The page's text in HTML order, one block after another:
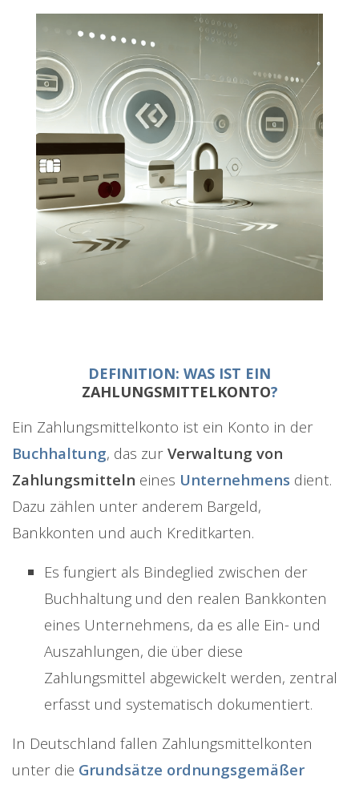
DEFINITION: WAS IST EIN
ZAHLUNGSMITTELKONTO?
Ein Zahlungsmittelkonto ist ein Konto in der
Buchhaltung, das zur Verwaltung von
Zahlungsmitteln eines Unternehmens dient.
Dazu zählen unter anderem Bargeld,
Bankkonten und auch Kreditkarten.
Es fungiert als Bindeglied zwischen der
Buchhaltung und den realen Bankkonten
eines Unternehmens, da es alle Ein- und
Auszahlungen, die über diese
Zahlungsmittel abgewickelt werden, zentral
erfasst und systematisch dokumentiert.
In Deutschland fallen Zahlungsmittelkonten
unter die Grundsätze ordnungsgemäßer